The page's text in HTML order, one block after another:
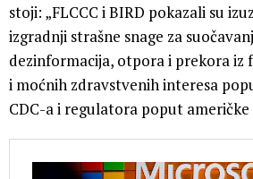
stoji: „FLCCC i BIRD pokazali su
izgradnji strašne snage za
dezinformacija, otpora i prekora iz
i moćnih zdravstvenih interesa
CDC-a i regulatora poput američke